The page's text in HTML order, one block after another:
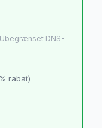
Ubegrænset DNS-
rabat)